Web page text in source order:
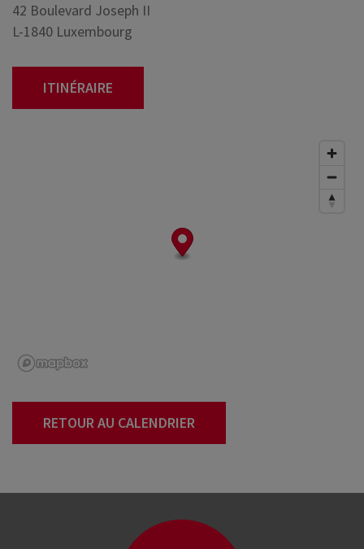
42 Boulevard Joseph II
L-1840 Luxembourg
ITINÉRAIRE
RETOUR AU CALENDRIER